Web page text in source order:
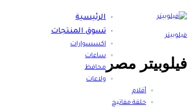
فيلوبيتر
فيلوبيتر مصر
الرئيسية
تسوق المنتجات
اكسسوارات
ساعات
محافظ
ولاعات
أقلام
حلقة مفاتيح